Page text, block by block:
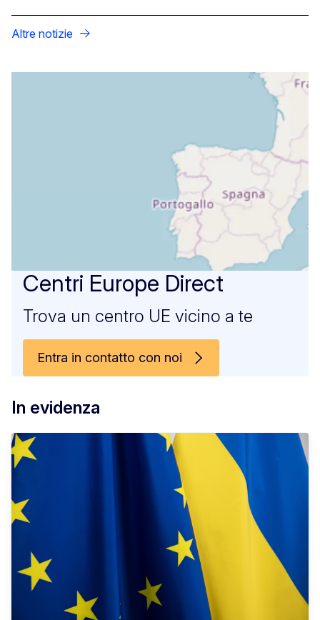
Altre notizie
Centri Europe Direct
Trova un centro UE vicino a te
Entra in contatto con noi
In evidenza